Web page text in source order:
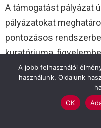
A támogatást pályázat
pályázatokat
pontozásos
kuratóriuma,
tehetséget bizonyító
A legtöbb pontszámot
támogatást két
A jobb felhasználói
használunk. Oldalunk
OK